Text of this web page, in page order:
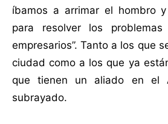
íbamos a arrimar el hombro
para resolver los
empresarios”. Tanto a los que
ciudad como a los que ya
que tienen un aliado en el
subrayado.